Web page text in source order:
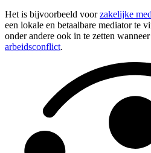
Het is bijvoorbeeld voorzakelijke
een lokale en betaalbare mediator te
onder andere ook in te zetten
arbeidsconflict.